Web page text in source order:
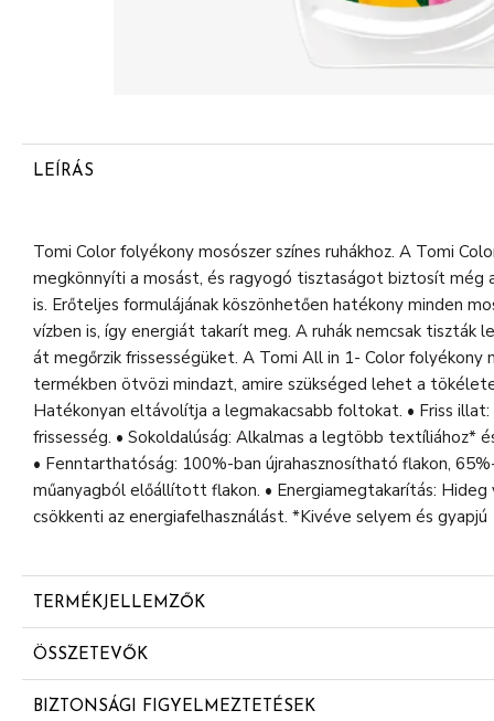
LEÍRÁS
Tomi Color folyékony mosószer színes ruhákhoz. A Tomi
megkönnyíti a mosást, és ragyogó tisztaságot biztosít még
is. Erőteljes formulájának köszönhetően hatékony minden
vízben is, így energiát takarít meg. A ruhák nemcsak tiszták
át megőrzik frissességüket. A Tomi All in 1- Color folyékony
termékben ötvözi mindazt, amire szükséged lehet a
Hatékonyan eltávolítja a legmakacsabb foltokat. • Friss
frissesség. • Sokoldalúság: Alkalmas a legtöbb textíliához*
• Fenntarthatóság: 100%-ban újrahasznosítható flakon,
műanyagból előállított flakon. • Energiamegtakarítás: Hideg
csökkenti az energiafelhasználást. *Kivéve selyem és gyapjú
TERMÉKJELLEMZŐK
Akár 30 napon át tartó frissesség
Tiszta
Friss
ÖSSZETEVŐK
5-15% anionos felületaktív anyagok
BIZTONSÁGI FIGYELMEZTETÉSEK